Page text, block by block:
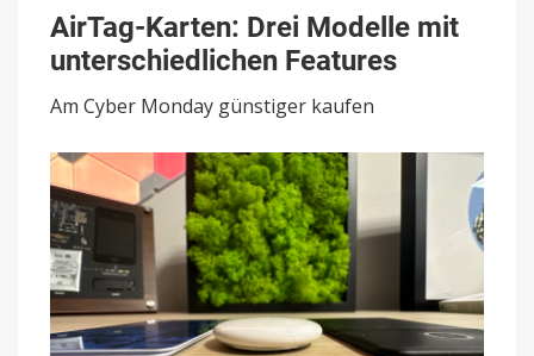
Karten:
Drei
Modelle
unterschiedlichen
AirTag-Karten: Drei Modelle mit
unterschiedlichen Features
Am Cyber Monday günstiger kaufen